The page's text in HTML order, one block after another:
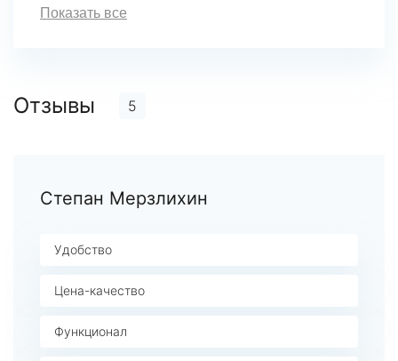
Показать все
Отзывы 5
Степан Мерзлихин
Удобство
Цена-качество
Функционал